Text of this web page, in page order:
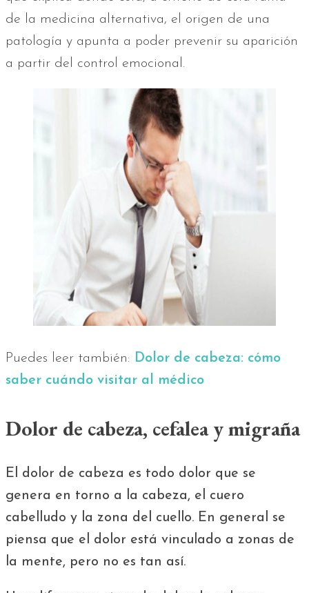
de la medicina alternativa, el origen de una
patología y apunta a poder prevenir su aparición
a partir del control emocional.
Puedes leer también: Dolor de cabeza: cómo
saber cuándo visitar al médico
Dolor de cabeza, cefalea y migraña
El dolor de cabeza es todo dolor que se
genera en torno a la cabeza, el cuero
cabelludo y la zona del cuello. En general se
piensa que el dolor está vinculado a zonas de
la mente, pero no es tan así.